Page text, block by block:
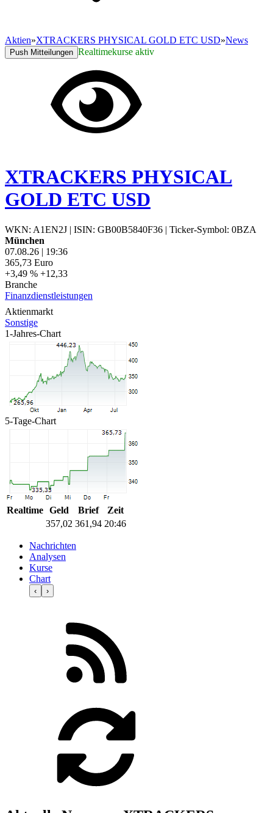
Aktien»XTRACKERS PHYSICAL GOLD ETC USD»News
Push Mitteilungen Realtimekurse aktiv
XTRACKERS PHYSICAL
GOLD ETC USD
WKN: A1EN2J | ISIN: GB00B5840F36 | Ticker-Symbol: 0BZA
München
07.08.26 | 19:36
365,73 Euro
+3,49 % +12,33
Branche
Finanzdienstleistungen
Aktienmarkt
Sonstige
1-Jahres-Chart
5-Tage-Chart
Realtime Geld Brief
Zeit
357,02 361,94 20:46
Nachrichten
Analysen
Kurse
Chart
‹ ›